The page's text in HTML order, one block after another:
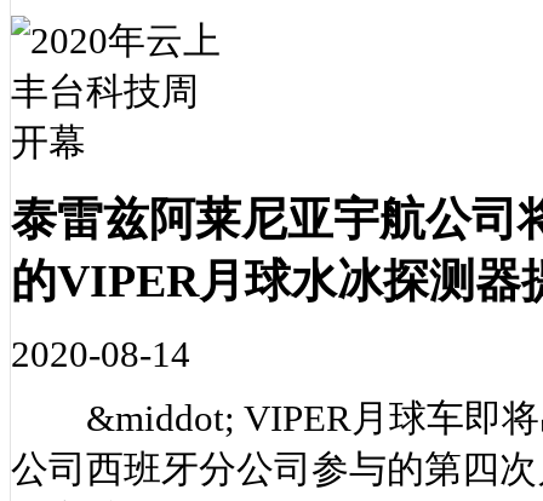
泰雷兹阿莱尼亚宇航公司
的VIPER月球水冰探测器
2020-08-14
&middot; VIPER月球车即将
公司西班牙分公司参与的第